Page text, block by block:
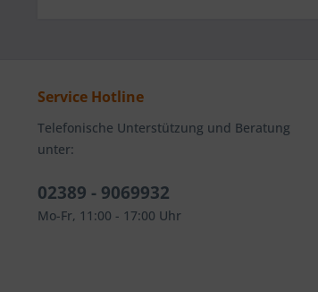
Service Hotline
Telefonische Unterstützung und Beratung
unter:
02389 - 9069932
Mo-Fr, 11:00 - 17:00 Uhr